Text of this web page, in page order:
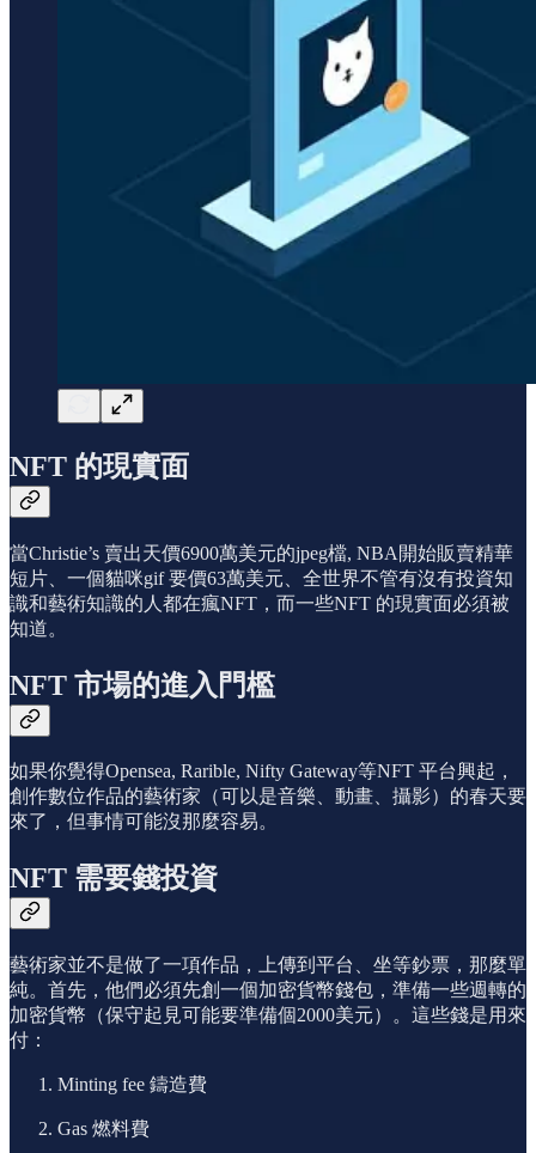
NFT 的現實面
當Christie’s 賣出天價6900萬美元的jpeg檔, NBA開始販賣精華
短片、一個貓咪gif 要價63萬美元、全世界不管有沒有投資知
識和藝術知識的人都在瘋NFT，而一些NFT 的現實面必須被
知道。
NFT 市場的進入門檻
如果你覺得Opensea, Rarible, Nifty Gateway等NFT 平台興起，
創作數位作品的藝術家（可以是音樂、動畫、攝影）的春天要
來了，但事情可能沒那麼容易。
NFT 需要錢投資
藝術家並不是做了一項作品，上傳到平台、坐等鈔票，那麼單
純。首先，他們必須先創一個加密貨幣錢包，準備一些週轉的
加密貨幣（保守起見可能要準備個2000美元）。這些錢是用來
付：
Minting fee 鑄造費
Gas 燃料費